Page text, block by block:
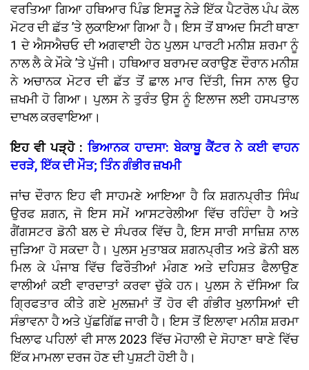
ਵਰਤਿਆ ਗਿਆ ਹਥਿਆਰ ਪਿੰਡ ਇਸੜੂ ਨੇੜੇ ਇੱਕ ਪੈਟਰੋਲ ਪੰਪ ਕੋਲ
ਮੋਟਰ ਦੀ ਛੱਤ ’ਤੇ ਲੁਕਾਇਆ ਗਿਆ ਹੈ। ਇਸ ਤੋਂ ਬਾਅਦ ਸਿਟੀ ਥਾਣਾ
1 ਦੇ ਐਸਐਚਓ ਦੀ ਅਗਵਾਈ ਹੇਠ ਪੁਲਸ ਪਾਰਟੀ ਮਨੀਸ਼ ਸ਼ਰਮਾ ਨੂੰ
ਨਾਲ ਲੈ ਕੇ ਮੌਕੇ ’ਤੇ ਪੁੱਜੀ। ਹਥਿਆਰ ਬਰਾਮਦ ਕਰਾਉਣ ਦੌਰਾਨ ਮਨੀਸ਼
ਨੇ ਅਚਾਨਕ ਮੋਟਰ ਦੀ ਛੱਤ ਤੋਂ ਛਾਲ ਮਾਰ ਦਿੱਤੀ, ਜਿਸ ਨਾਲ ਉਹ
ਜ਼ਖਮੀ ਹੋ ਗਿਆ। ਪੁਲਸ ਨੇ ਤੁਰੰਤ ਉਸ ਨੂੰ ਇਲਾਜ ਲਈ ਹਸਪਤਾਲ
ਦਾਖਲ ਕਰਵਾਇਆ।
ਇਹ ਵੀ ਪੜ੍ਹੋ :ਭਿਆਨਕ ਹਾਦਸਾ: ਬੇਕਾਬੂ ਕੈਂਟਰ ਨੇ ਕਈ ਵਾਹਨ
ਦਰੜੇ, ਇੱਕ ਦੀ ਮੌਤ; ਤਿੰਨ ਗੰਭੀਰ ਜ਼ਖਮੀ
ਜਾਂਚ ਦੌਰਾਨ ਇਹ ਵੀ ਸਾਹਮਣੇ ਆਇਆ ਹੈ ਕਿ ਸ਼ਗਨਪ੍ਰੀਤ ਸਿੰਘ
ਉਰਫ ਸ਼ਗਨ, ਜੋ ਇਸ ਸਮੇਂ ਆਸਟਰੇਲੀਆ ਵਿੱਚ ਰਹਿੰਦਾ ਹੈ ਅਤੇ
ਗੈਂਗਸਟਰ ਡੋਨੀ ਬਲ ਦੇ ਸੰਪਰਕ ਵਿੱਚ ਹੈ, ਇਸ ਸਾਰੀ ਸਾਜ਼ਿਸ਼ ਨਾਲ
ਜੁੜਿਆ ਹੋ ਸਕਦਾ ਹੈ। ਪੁਲਸ ਮੁਤਾਬਕ ਸ਼ਗਨਪ੍ਰੀਤ ਅਤੇ ਡੋਨੀ ਬਲ
ਮਿਲ ਕੇ ਪੰਜਾਬ ਵਿੱਚ ਫਿਰੌਤੀਆਂ ਮੰਗਣ ਅਤੇ ਦਹਿਸ਼ਤ ਫੈਲਾਉਣ
ਵਾਲੀਆਂ ਕਈ ਵਾਰਦਾਤਾਂ ਕਰਵਾ ਚੁੱਕੇ ਹਨ। ਪੁਲਸ ਨੇ ਦੱਸਿਆ ਕਿ
ਗ੍ਰਿਫਤਾਰ ਕੀਤੇ ਗਏ ਮੁਲਜ਼ਮਾਂ ਤੋਂ ਹੋਰ ਵੀ ਗੰਭੀਰ ਖੁਲਾਸਿਆਂ ਦੀ
ਸੰਭਾਵਨਾ ਹੈ ਅਤੇ ਪੁੱਛਗਿੱਛ ਜਾਰੀ ਹੈ। ਇਸ ਤੋਂ ਇਲਾਵਾ ਮਨੀਸ਼ ਸ਼ਰਮਾ
ਖਿਲਾਫ ਪਹਿਲਾਂ ਵੀ ਸਾਲ 2023 ਵਿੱਚ ਮੋਹਾਲੀ ਦੇ ਸੋਹਾਣਾ ਥਾਣੇ ਵਿੱਚ
ਇੱਕ ਮਾਮਲਾ ਦਰਜ ਹੋਣ ਦੀ ਪੁਸ਼ਟੀ ਹੋਈ ਹੈ।